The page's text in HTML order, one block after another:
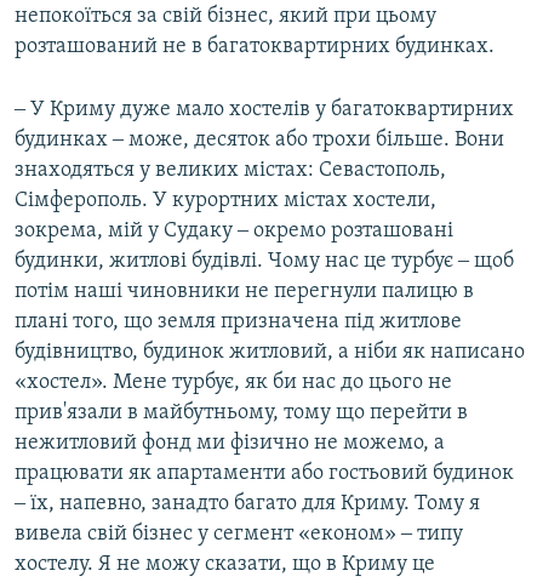
непокоїться за свій бізнес, який при цьому
розташований не в багатоквартирних будинках.
‒ У Криму дуже мало хостелів у багатоквартирних
будинках ‒ може, десяток або трохи більше. Вони
знаходяться у великих містах: Севастополь,
Сімферополь. У курортних містах хостели,
зокрема, мій у Судаку ‒ окремо розташовані
будинки, житлові будівлі. Чому нас це турбує ‒ щоб
потім наші чиновники не перегнули палицю в
плані того, що земля призначена під житлове
будівництво, будинок житловий, а ніби як написано
«хостел». Мене турбує, як би нас до цього не
прив'язали в майбутньому, тому що перейти в
нежитловий фонд ми фізично не можемо, а
працювати як апартаменти або гостьовий будинок
‒ їх, напевно, занадто багато для Криму. Тому я
вивела свій бізнес у сегмент «економ» ‒ типу
хостелу. Я не можу сказати, що в Криму це